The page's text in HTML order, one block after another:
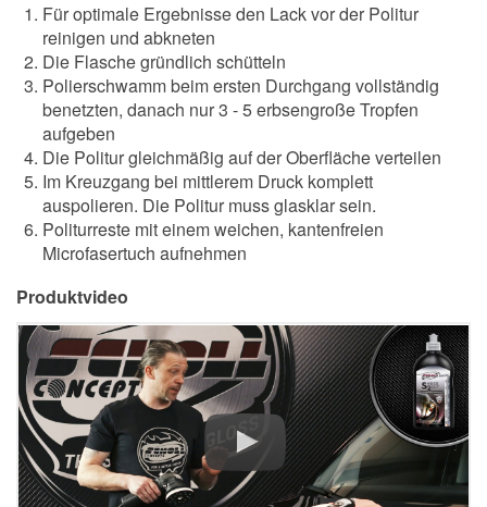
Für optimale Ergebnisse den Lack vor der Politur
reinigen und abkneten
Die Flasche gründlich schütteln
Polierschwamm beim ersten Durchgang vollständig
benetzten, danach nur 3 - 5 erbsengroße Tropfen
aufgeben
Die Politur gleichmäßig auf der Oberfläche verteilen
Im Kreuzgang bei mittlerem Druck komplett
auspolieren. Die Politur muss glasklar sein.
Politurreste mit einem weichen, kantenfreien
Microfasertuch aufnehmen
Produktvideo